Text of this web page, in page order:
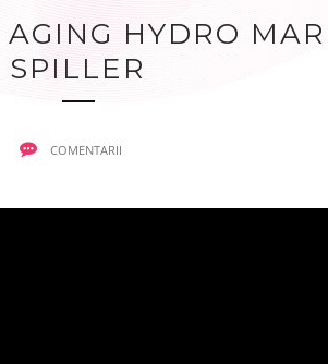
HYDRO
SPILLER
COMENTARII